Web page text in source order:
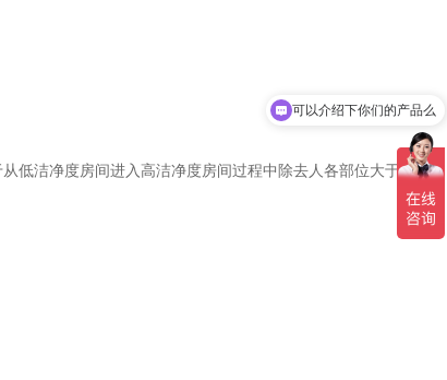
低洁净度房间进入高洁净度房间过程中除去人各部位大于
你们是怎么收费的呢